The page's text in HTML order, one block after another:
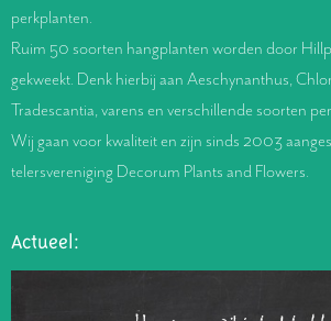
perkplanten.
Ruim 50 soorten hangplanten worden door
gekweekt. Denk hierbij aan Aeschynanthus,
Tradescantia, varens en verschillende soorten
Wij gaan voor kwaliteit en zijn sinds 2003
telersvereniging Decorum Plants and Flowers.
Actueel: